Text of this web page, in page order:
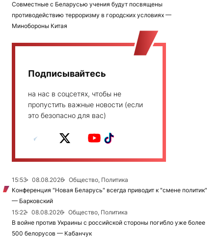
Совместные с Беларусью учения будут посвящены
противодействию терроризму в городских условиях —
Минобороны Китая
Подписывайтесь
на нас в соцсетях, чтобы не
пропустить важные новости (если
это безопасно для вас)
15:53 08.08.2026
Общество, Политика
Конференция "Новая Беларусь" всегда приводит к "смене политик"
— Барковский
15:22
08.08.2026
Общество, Политика
В войне против Украины с российской стороны погибло уже более
500 белорусов — Кабанчук